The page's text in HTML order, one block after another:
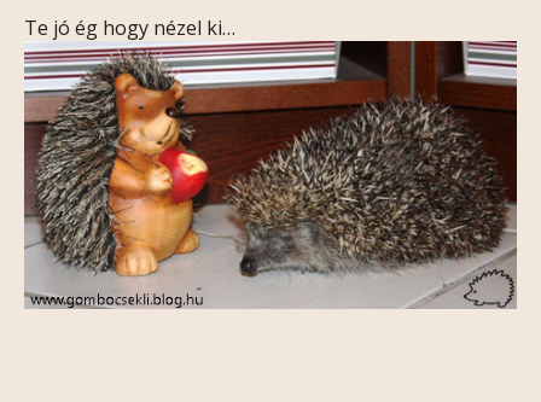
Te jó ég hogy nézel ki…